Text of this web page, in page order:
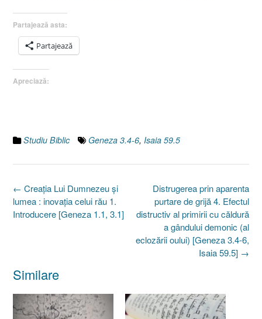
Partajează asta:
Partajează
Apreciază:
Studiu Biblic Geneza 3.4-6, Isaia 59.5
Post
navigation
Distrugerea prin aparenta
purtare de grijă 4. Efectul
distructiv al primirii cu căldură
a gândului demonic (al
eclozării oului) [Geneza 3.4-6,
Isaia 59.5] →
← Creaţia Lui Dumnezeu şi
lumea : inovaţia celui rău 1.
Introducere [Geneza 1.1, 3.1]
Similare